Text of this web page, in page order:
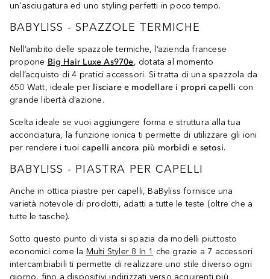
un'asciugatura ed uno styling perfetti in poco tempo.
BABYLISS - SPAZZOLE TERMICHE
Nell’ambito delle spazzole termiche, l’azienda francese
propone Big Hair Luxe As970e, dotata al momento
dell’acquisto di 4 pratici accessori. Si tratta di una spazzola da
650 Watt, ideale per lisciare e modellare i propri capelli con
grande libertà d’azione.
Scelta ideale se vuoi aggiungere forma e struttura alla tua
acconciatura, la funzione ionica ti permette di utilizzare gli ioni
per rendere i tuoi capelli ancora più morbidi e setosi.
BABYLISS - PIASTRA PER CAPELLI
Anche in ottica piastre per capelli, BaByliss fornisce una
varietà notevole di prodotti, adatti a tutte le teste (oltre che a
tutte le tasche).
Sotto questo punto di vista si spazia da modelli piuttosto
economici come la Multi Styler 8 In 1 che grazie a 7 accessori
intercambiabili ti permette di realizzare uno stile diverso ogni
giorno, fino a dispositivi indirizzati verso acquirenti più